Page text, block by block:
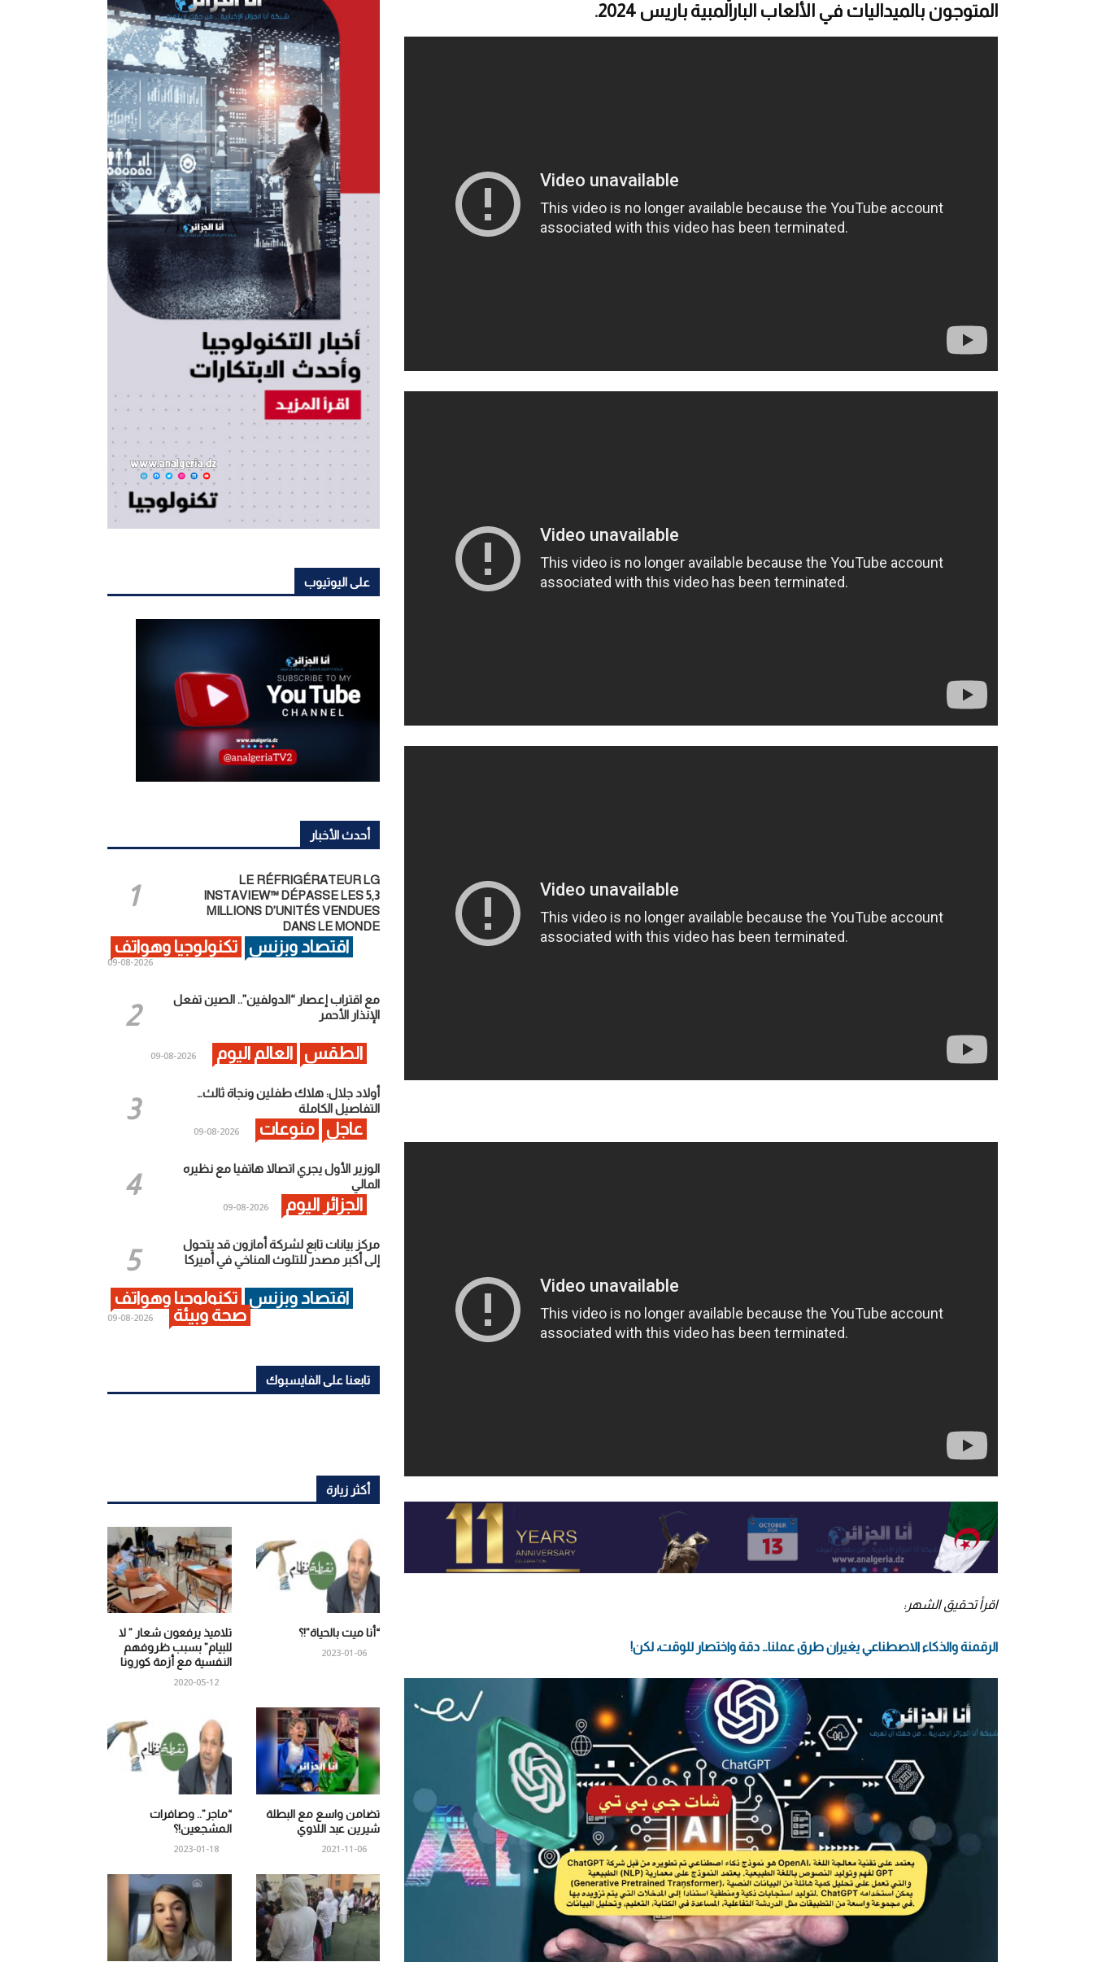
المتوجون بالميداليات في الألعاب البارالمبية باريس 2024.
اقرأ تحقيق الشهر:
الرقمنة والذكاء الاصطناعي يغيران طرق عملنا… دقة واختصار للوقت، لكن!
على اليوتيوب
أحدث الأخبار
LE RÉFRIGÉRATEUR LG
INSTAVIEW™ DÉPASSE LES 5,3
MILLIONS D’UNITÉS VENDUES
DANS LE MONDE
اقتصاد وبزنس تكنولوجيا وهواتف
2026-08-09
مع اقتراب إعصار “الدولفين”.. الصين تفعل
الإنذار الأحمر
الطقس العالم اليوم 2026-08-09
أولاد جلال: هلاك طفلين ونجاة ثالث…
التفاصيل الكاملة
عاجل منوعات 2026-08-09
الوزير الأول يجري اتصالا هاتفيا مع نظيره
المالي
الجزائر اليوم 2026-08-09
مركز بيانات تابع لشركة أمازون قد يتحول
إلى أكبر مصدر للتلوث المناخي في أميركا
اقتصاد وبزنس
تكنولوجيا وهواتف
صحة وبيئة
2026-08-09
تابعنا على الفايسبوك
أكثر زيارة
تلاميذ يرفعون شعار ” لا
للبيام” بسبب ظروفهم
النفسية مع أزمة كورونا
2020-05-12
“أنا ميت بالحياة”!؟
2023-01-06
“ماجر”.. وصافرات
المشجعين!؟
2023-01-18
تضامن واسع مع البطلة
شيرين عبد اللاوي
2021-11-06